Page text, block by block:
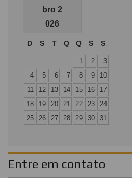
bro 2
026
D S T Q Q S S
1 2
3
4
5 6 7 8 9
10
11
12 13 14 15 16
17
18
19 20 21 22 23
24
25
26 27 28 29 30 31
Entre em contato